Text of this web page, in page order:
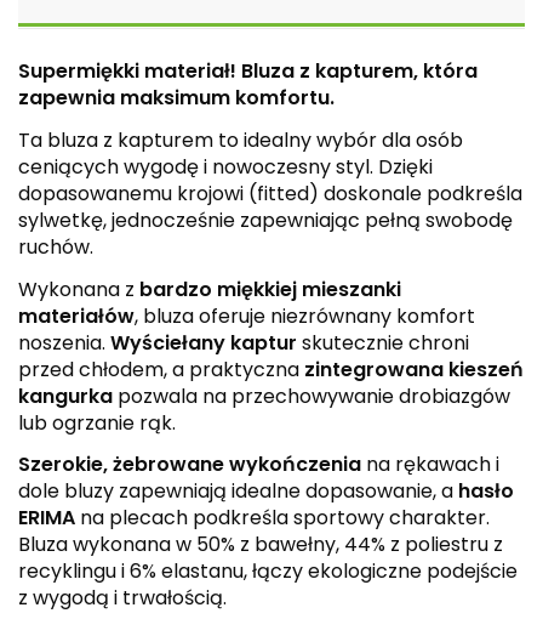
Supermiękki materiał! Bluza z kapturem, która
zapewnia maksimum komfortu.
Ta bluza z kapturem to idealny wybór dla osób
ceniących wygodę i nowoczesny styl. Dzięki
dopasowanemu krojowi (fitted) doskonale podkreśla
sylwetkę, jednocześnie zapewniając pełną swobodę
ruchów.
Wykonana z bardzo miękkiej mieszanki
materiałów, bluza oferuje niezrównany komfort
noszenia. Wyściełany kaptur skutecznie chroni
przed chłodem, a praktyczna zintegrowana kieszeń
kangurka pozwala na przechowywanie drobiazgów
lub ogrzanie rąk.
Szerokie, żebrowane wykończenia na rękawach i
dole bluzy zapewniają idealne dopasowanie, a hasło
ERIMA na plecach podkreśla sportowy charakter.
Bluza wykonana w 50% z bawełny, 44% z poliestru z
recyklingu i 6% elastanu, łączy ekologiczne podejście
z wygodą i trwałością.